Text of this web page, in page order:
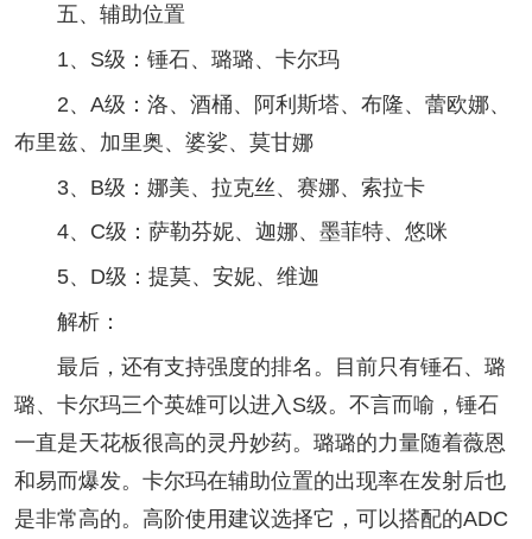
五、辅助位置
1、S级：锤石、璐璐、卡尔玛
2、A级：洛、酒桶、阿利斯塔、布隆、蕾欧娜、
布里兹、加里奥、婆娑、莫甘娜
3、B级：娜美、拉克丝、赛娜、索拉卡
4、C级：萨勒芬妮、迦娜、墨菲特、悠咪
5、D级：提莫、安妮、维迦
解析：
最后，还有支持强度的排名。目前只有锤石、璐
璐、卡尔玛三个英雄可以进入S级。不言而喻，锤石
一直是天花板很高的灵丹妙药。璐璐的力量随着薇恩
和易而爆发。卡尔玛在辅助位置的出现率在发射后也
是非常高的。高阶使用建议选择它，可以搭配的ADC